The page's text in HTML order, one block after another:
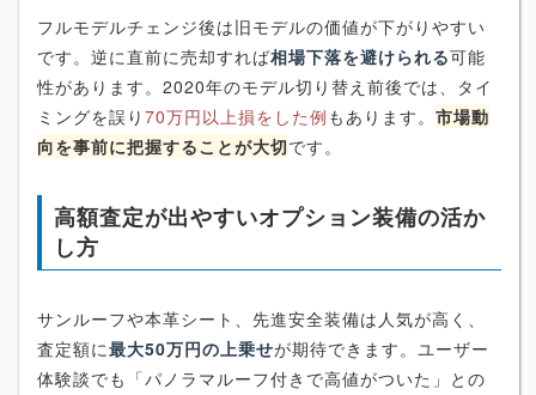
フルモデルチェンジ後は旧モデルの価値が下がりやすい
です。逆に直前に売却すれば相場下落を避けられる可能
性があります。2020年のモデル切り替え前後では、タイ
ミングを誤り 70万円以上損をした例 もあります。 市場動
向を事前に把握することが大切です。
高額査定が出やすいオプション装備の活か
し方
サンルーフや本革シート、先進安全装備は人気が高く、
査定額に最大50万円の上乗せが期待できます。ユーザー
体験談でも「パノラマルーフ付きで高値がついた」との